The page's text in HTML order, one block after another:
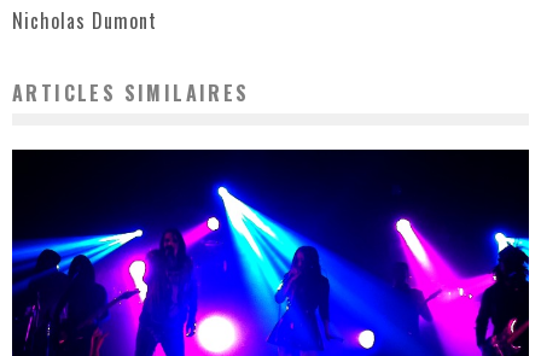
Nicholas Dumont
ARTICLES SIMILAIRES